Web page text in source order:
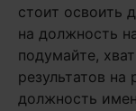
стоит освоить
на должность
подумайте,
результатов на
должность